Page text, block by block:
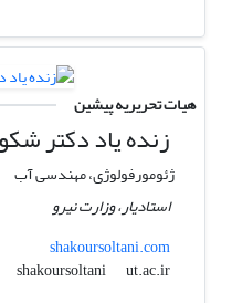
هیات تحریریه پیشین
زنده یاد دکتر
ژئومورفولوژی، مهندسی آب
استادیار، وزارت نیرو
shakoursoltani.com
shakoursoltani
ut.ac.ir